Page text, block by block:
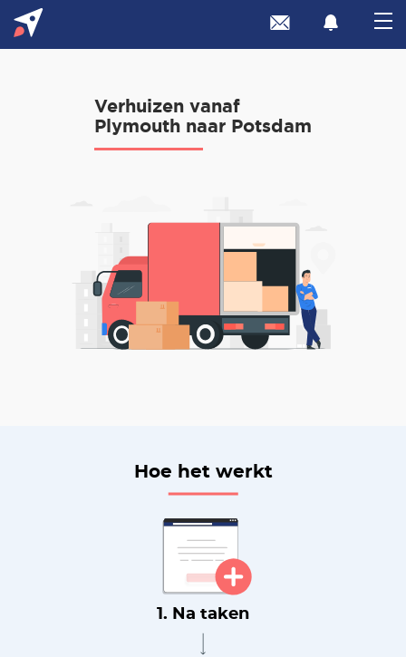
Verhuizen vanaf
Plymouth naar Potsdam
Hoe het werkt
1. Na taken